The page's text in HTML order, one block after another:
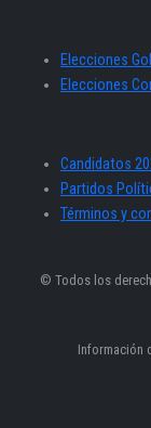
Elecciones
Elecciones
Candidatos
Partidos
Términos y
© Todos los
Información